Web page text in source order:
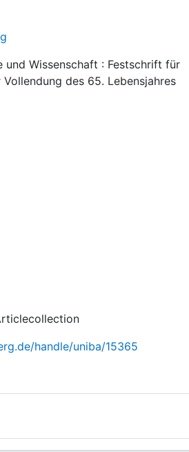
und Wissenschaft : Festschrift für
des 65. Lebensjahres
handle/uniba/15365